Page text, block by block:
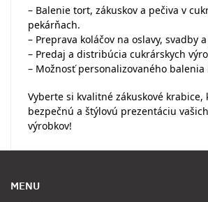
– Balenie tort, zákuskov a pečiva v
pekárňach.
– Preprava koláčov na oslavy, svadby
– Predaj a distribúcia cukrárskych
– Možnosť personalizovaného
Vyberte si kvalitné zákuskové krabice,
bezpečnú a štýlovú prezentáciu
výrobkov!
MENU